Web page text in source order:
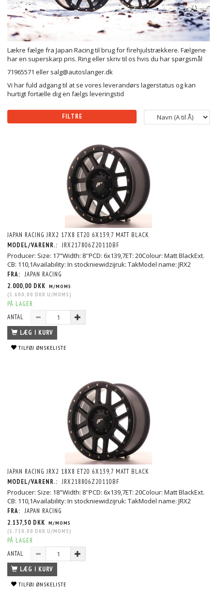
Lækre fælge fra Japan Racing til brug for firehjulstrækkere. Fælgene
har en superskarp pris. Ring eller skriv til os hvis du har spørgsmål
71965571 eller salg@autoslanger.dk
Vi har fuld adgang til at se vores leverandørs lagerstatus og kan
hurtigt fortælle dig en fælgs leveringstid
FILTRE
JAPAN RACING JRX2 17X8 ET20 6X139,7 MATT BLACK
MODEL/VARENR.: JRX217806Z20110BF
Producer: Size: 17"Width: 8''PCD: 6x139,7ET: 20Colour: Matt BlackExt.
CB: 110,1Availability: In stockniewidzijruk: TakModel name: JRX2
FRA: JAPAN RACING
2.000,00 DKK M/MOMS
(1.600,00 DKK U/MOMS )
PÅ LAGER
ANTAL
LÆG I KURV
TILFØJ ØNSKELISTE
JAPAN RACING JRX2 18X8 ET20 6X139,7 MATT BLACK
MODEL/VARENR.: JRX218806Z20110BF
Producer: Size: 18"Width: 8''PCD: 6x139,7ET: 20Colour: Matt BlackExt.
CB: 110,1Availability: In stockniewidzijruk: TakModel name: JRX2
FRA: JAPAN RACING
2.137,50 DKK M/MOMS
(1.710,00 DKK U/MOMS )
PÅ LAGER
ANTAL
LÆG I KURV
TILFØJ ØNSKELISTE